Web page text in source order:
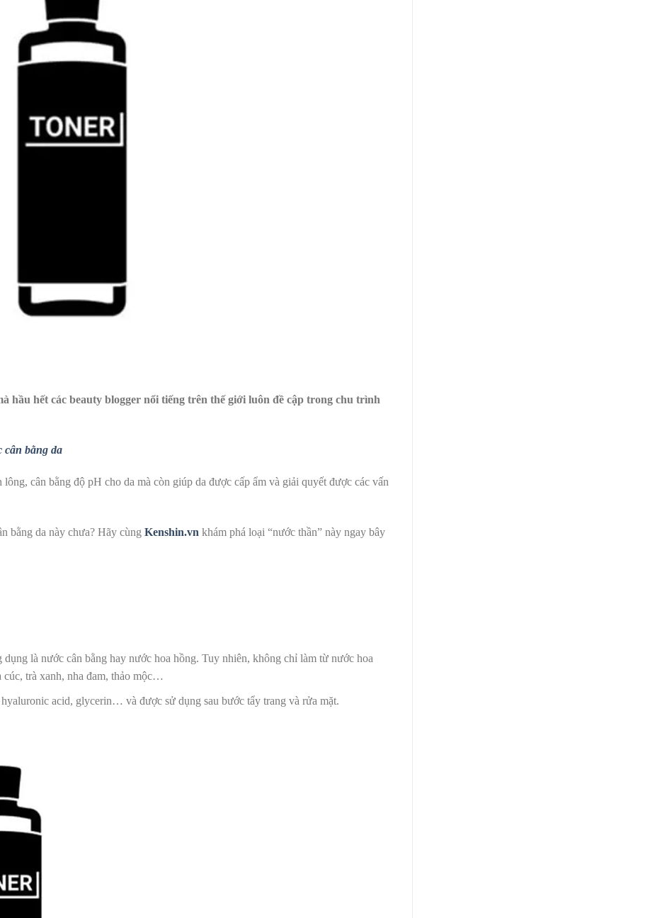
hầu hết các beauty blogger nổi tiếng trên thế giới luôn đề cập trong chu trình
cân bằng da
cân bằng độ pH cho da mà còn giúp da được cấp ẩm và giải quyết được các vấn
bằng da này chưa? Hãy cùng Kenshin.vn khám phá loại “nước thần” này ngay bây
là nước cân bằng hay nước hoa hồng. Tuy nhiên, không chỉ làm từ nước hoa
trà xanh, nha đam, thảo mộc…
acid, glycerin… và được sử dụng sau bước tẩy trang và rửa mặt.